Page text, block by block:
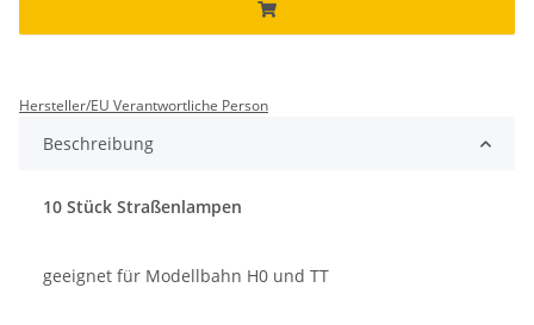
Hersteller/EU Verantwortliche Person
Beschreibung
10 Stück Straßenlampen
geeignet für Modellbahn H0 und TT